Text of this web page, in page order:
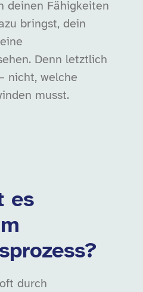
deinen Fähigkeiten
bringst, dein
Denn letztlich
nicht, welche
musst.
es
durch